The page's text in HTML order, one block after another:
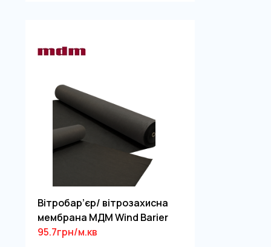
Вітробар’єр/ вітрозахисна
мембрана МДМ Wind Barier
95.7грн/м.кв